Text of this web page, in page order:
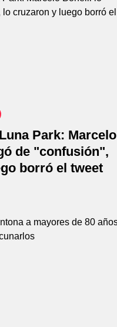
Park: Marcelo
de "confusión",
borró el tweet